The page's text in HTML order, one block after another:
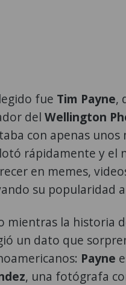
fue Tim Payne,
del Wellington
con apenas unos
rápidamente y el
en memes,
su popularidad
mientras la historia
un dato que
Payne
, una fotógrafa